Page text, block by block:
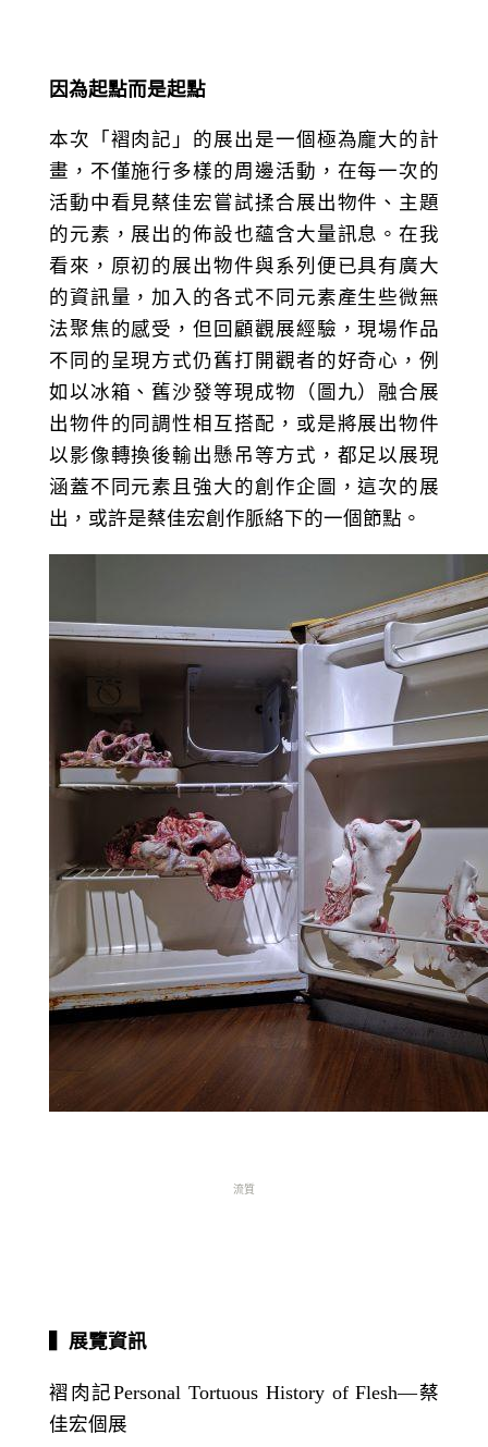
因為起點而是起點
本次「褶肉記」的展出是一個極為龐大的計
畫，不僅施行多樣的周邊活動，在每一次的
活動中看見蔡佳宏嘗試揉合展出物件、主題
的元素，展出的佈設也蘊含大量訊息。在我
看來，原初的展出物件與系列便已具有廣大
的資訊量，加入的各式不同元素產生些微無
法聚焦的感受，但回顧觀展經驗，現場作品
不同的呈現方式仍舊打開觀者的好奇心，例
如以冰箱、舊沙發等現成物（圖九）融合展
出物件的同調性相互搭配，或是將展出物件
以影像轉換後輸出懸吊等方式，都足以展現
涵蓋不同元素且強大的創作企圖，這次的展
出，或許是蔡佳宏創作脈絡下的一個節點。
流質
▍展覽資訊
褶肉記Personal Tortuous History of Flesh―蔡
佳宏個展